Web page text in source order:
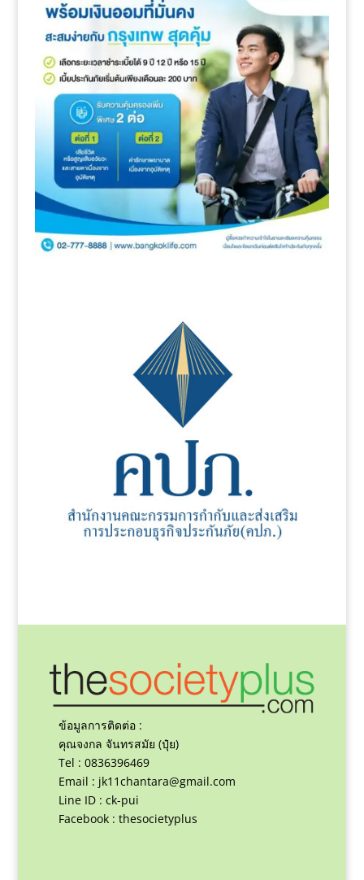
ข้อมูลการติดต่อ :
คุณจงกล จันทรสมัย (ปุ๋ย)
Tel : 0836396469
Email : jk11chantara@gmail.com
Line ID : ck-pui
Facebook : thesocietyplus